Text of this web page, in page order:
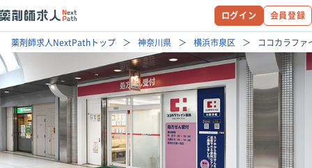
ログイン 会員登録
薬剤師求人NextPathトップ 神奈川県 横浜市泉区 ココカラファ